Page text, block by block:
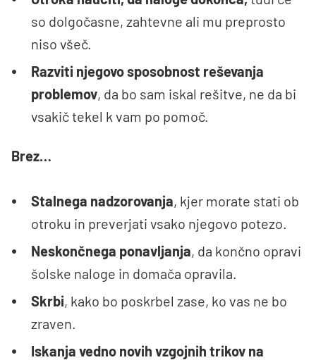
so dolgočasne, zahtevne ali mu preprosto
niso všeč.
Razviti njegovo sposobnost reševanja
problemov, da bo sam iskal rešitve, ne da bi
vsakič tekel k vam po pomoč.
Brez…
Stalnega nadzorovanja, kjer morate stati ob
otroku in preverjati vsako njegovo potezo.
Neskončnega ponavljanja, da končno opravi
šolske naloge in domača opravila.
Skrbi, kako bo poskrbel zase, ko vas ne bo
zraven.
Iskanja vedno novih vzgojnih trikov na